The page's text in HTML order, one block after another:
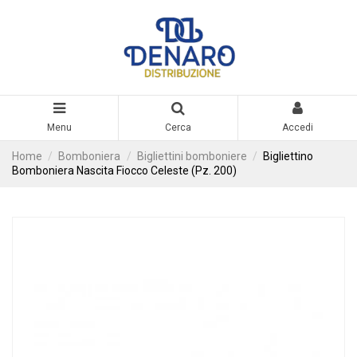
Menu Cerca Accedi
Home Bomboniera Bigliettini bomboniere
Bigliettino
Bomboniera Nascita Fiocco Celeste (Pz. 200)